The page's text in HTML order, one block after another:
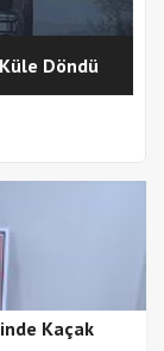
Döndü
Kaçak